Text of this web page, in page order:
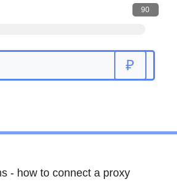
90
₽
- how to connect a proxy